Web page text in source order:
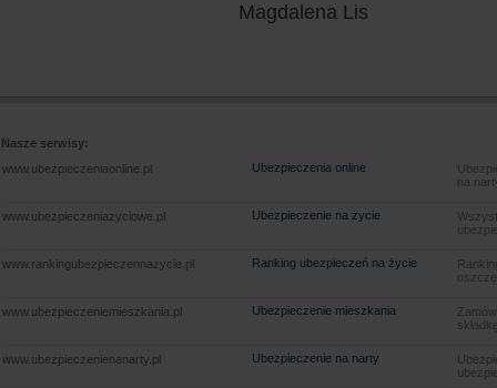
Magdalena Lis
Nasze serwisy:
www.ubezpieczeniaonline.pl
Ubezpieczenia online
na
www.ubezpieczeniazyciowe.pl Ubezpieczenie na życie
www.rankingubezpieczennazycie.pl Ranking ubezpieczeń na życie
www.ubezpieczeniemieszkania.pl Ubezpieczenie mieszkania
www.ubezpieczenienanarty.pl Ubezpieczenie na narty